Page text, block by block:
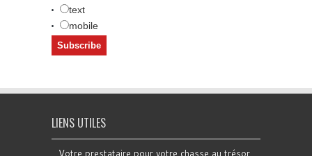
text
mobile
LIENS UTILES
Votre prestataire pour votre chasse au trésor